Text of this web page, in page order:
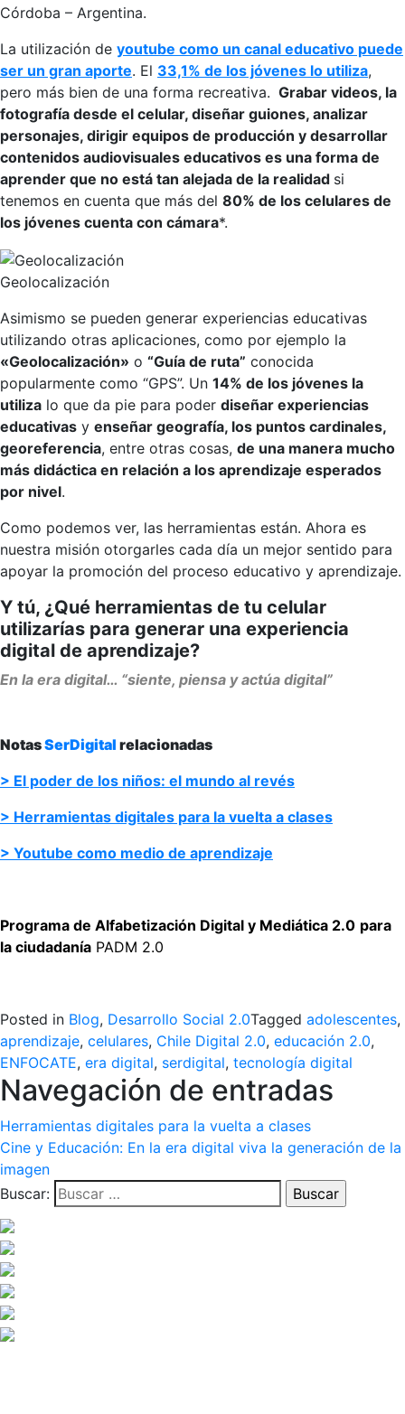
Córdoba – Argentina.
La utilización de youtube como un canal educativo puede
ser un gran aporte. El 33,1% de los jóvenes lo utiliza,
pero más bien de una forma recreativa. Grabar videos, la
fotografía desde el celular, diseñar guiones, analizar
personajes, dirigir equipos de producción y desarrollar
contenidos audiovisuales educativos es una forma de
aprender que no está tan alejada de la realidad si
tenemos en cuenta que más del 80% de los celulares de
los jóvenes cuenta con cámara*.
Geolocalización
Asimismo se pueden generar experiencias educativas
utilizando otras aplicaciones, como por ejemplo la
«Geolocalización» o “Guía de ruta” conocida
popularmente como “GPS”. Un 14% de los jóvenes la
utiliza lo que da pie para poder diseñar experiencias
educativas y enseñar geografía, los puntos cardinales,
georeferencia, entre otras cosas, de una manera mucho
más didáctica en relación a los aprendizaje esperados
por nivel.
Como podemos ver, las herramientas están. Ahora es
nuestra misión otorgarles cada día un mejor sentido para
apoyar la promoción del proceso educativo y aprendizaje.
Y tú, ¿Qué herramientas de tu celular
utilizarías para generar una experiencia
digital de aprendizaje?
En la era digital… “siente, piensa y actúa digital”
NotasSerDigital relacionadas
> El poder de los niños: el mundo al revés
> Herramientas digitales para la vuelta a clases
> Youtube como medio de aprendizaje
Programa de Alfabetización Digital y Mediática 2.0 para
la ciudadanía PADM 2.0
Posted in Blog, Desarrollo Social 2.0Tagged adolescentes,
aprendizaje, celulares, Chile Digital 2.0, educación 2.0,
ENFOCATE, era digital, serdigital, tecnología digital
Navegación de entradas
Herramientas digitales para la vuelta a clases
Cine y Educación: En la era digital viva la generación de la
imagen
Buscar: